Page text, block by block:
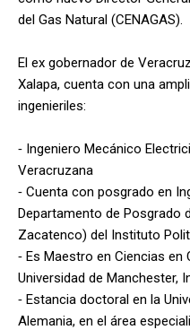
del Gas Natural (CENAGAS).
El ex gobernador de
Xalapa, cuenta con una
ingenieriles:
⁃ Ingeniero Mecánico
Veracruzana
⁃ Cuenta con posgrado en
Departamento de Posgrado
Zacatenco) del Instituto
⁃ Es Maestro en Ciencias
Universidad de Manchester,
⁃ Estancia doctoral en la
Alemania, en el área